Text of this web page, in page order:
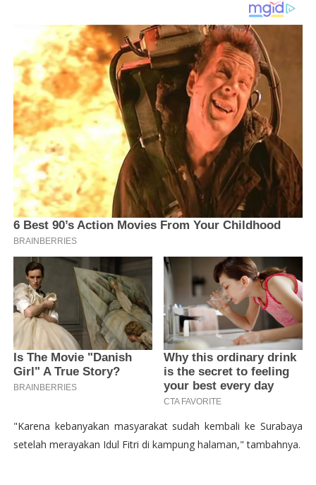
"Karena kebanyakan masyarakat sudah kembali ke Surabaya
setelah merayakan Idul Fitri di kampung halaman," tambahnya.